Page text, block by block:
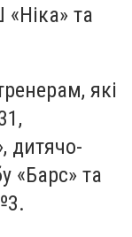
та
які
дитячо-
«Барс» та